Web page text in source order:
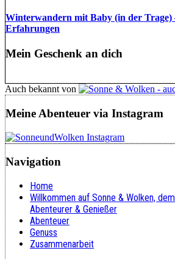
Winterwandern mit Baby (in der Trage)
Erfahrungen
Mein Geschenk an dich
Auch bekannt von
Meine Abenteuer via Instagram
Navigation
Home
Willkommen auf Sonne & Wolken,
Abenteurer & Genießer
Abenteuer
Genuss
Zusammenarbeit